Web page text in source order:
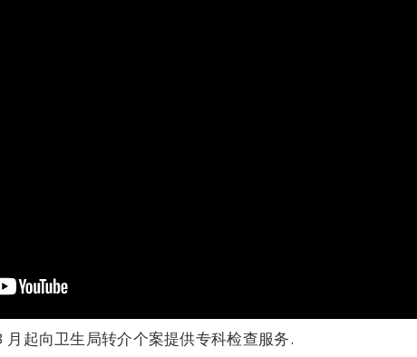
月起向卫生局转介个案提供专科检查服务.